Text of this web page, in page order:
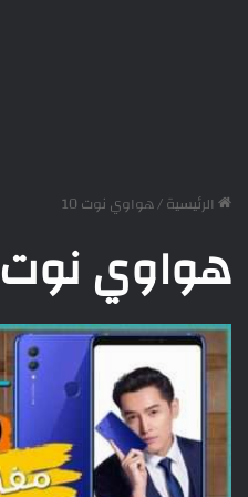
الرئيسية/هواوي نوت 10
هواوي نوت 10